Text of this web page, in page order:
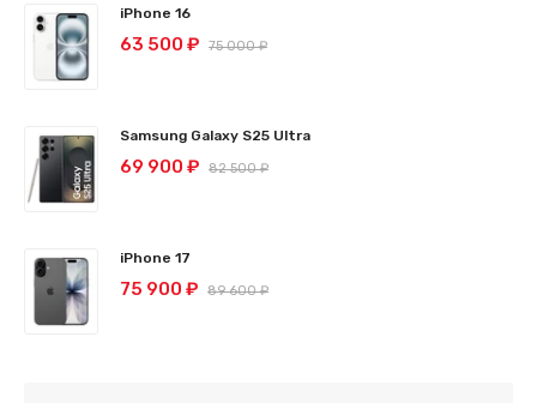
iPhone 16
63 500 ₽ 75 000 ₽
Samsung Galaxy S25 Ultra
69 900 ₽ 82 500 ₽
iPhone 17
75 900 ₽ 89 600 ₽